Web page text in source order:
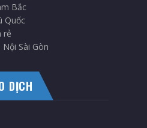
Bắc
Quốc
rẻ
Sài Gòn
DỊCH